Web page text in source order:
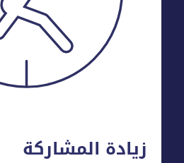
زيادة المشاركة